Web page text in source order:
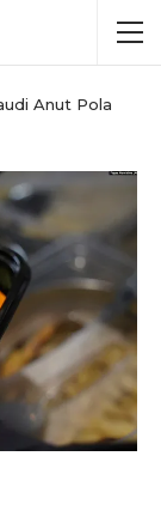
Anut Pola